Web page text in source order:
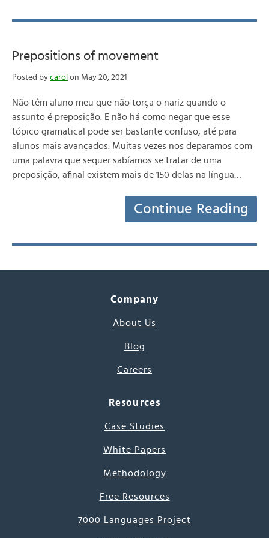
Prepositions of movement
Posted by carol on May 20, 2021
Não têm aluno meu que não torça o nariz quando o
assunto é preposição. E não há como negar que esse
tópico gramatical pode ser bastante confuso, até para
alunos mais avançados. Muitas vezes nos deparamos com
uma palavra que sequer sabíamos se tratar de uma
preposição, afinal existem mais de 150 delas na língua…
Continue Reading
Company
About Us
Blog
Careers
Resources
Case Studies
White Papers
Methodology
Free Resources
7000 Languages Project